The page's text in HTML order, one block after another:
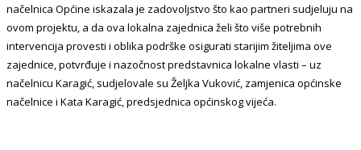
načelnica Općine iskazala je zadovoljstvo što kao partneri sudjeluju na
ovom projektu, a da ova lokalna zajednica želi što više potrebnih
intervencija provesti i oblika podrške osigurati starijim žiteljima ove
zajednice, potvrđuje i nazočnost predstavnica lokalne vlasti – uz
načelnicu Karagić, sudjelovale su Željka Vuković, zamjenica općinske
načelnice i Kata Karagić, predsjednica općinskog vijeća.